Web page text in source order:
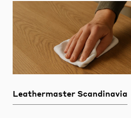
Leathermaster Scandinavia